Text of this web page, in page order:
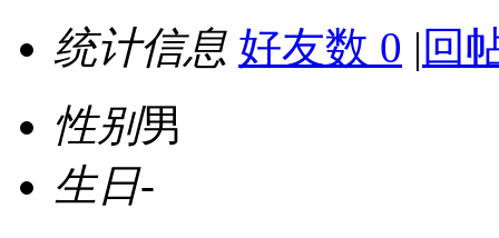
统计信息 好友数 0 | 回
性别男
生日-